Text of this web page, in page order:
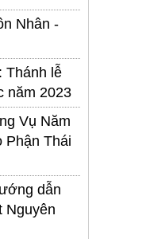
Nhân -
Thánh lễ
năm 2023
Vụ Năm
Phận Thái
dẫn
Nguyên